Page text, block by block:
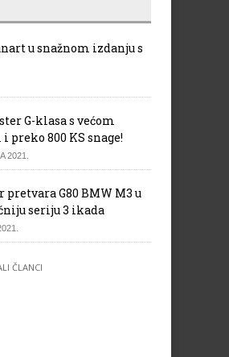
u snažnom izdanju s
G-klasa s većom
preko 800 KS snage!
2021.
pretvara G80 BMW M3 u
seriju 3 ikada
ČLANCI